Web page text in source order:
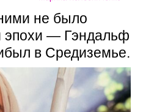
не было
эпохи — Гэндальф
в Средиземье.